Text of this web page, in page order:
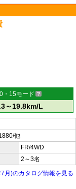
・15モード
～19.8km/L
他
FR/4WD
2～3名
月)のカタログ情報を見る